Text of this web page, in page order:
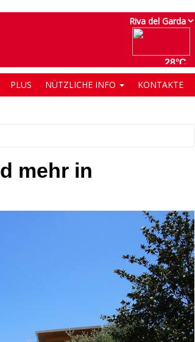
PLUS NÜTZLICHE INFO KONTAKTE
mehr in